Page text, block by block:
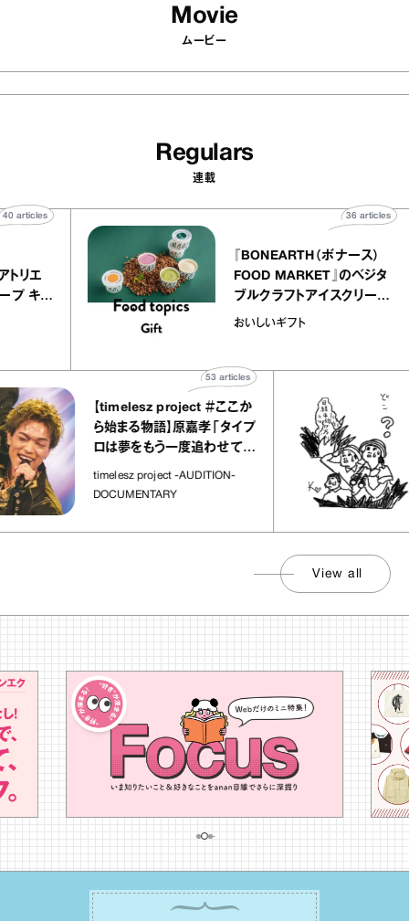
Movie
ムービー
Regulars
連載
リー アトリエ
ルクレープ キャ
40articles
『BONEARTH（ボナース
FOOD MARKET』のベ
ブルクラフトアイスクリ
｜真野知子の「おいし
おいしいギフト
36
【timelesz project ＃ここか
ら始まる物語】原嘉孝「タイプ
ロは夢をもう一度追わせてく
れた場所」
timelesz project -AUDITION-
DOCUMENTARY
articles
View all